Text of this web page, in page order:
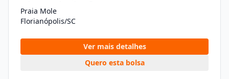
Praia Mole
Florianópolis/SC
Ver mais detalhes
Quero esta bolsa